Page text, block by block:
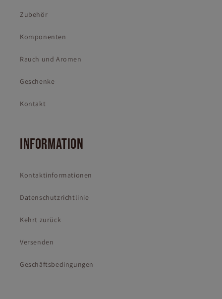
Zubehör
Komponenten
Rauch und Aromen
Geschenke
Kontakt
INFORMATION
Kontaktinformationen
Datenschutzrichtlinie
Kehrt zurück
Versenden
Geschäftsbedingungen